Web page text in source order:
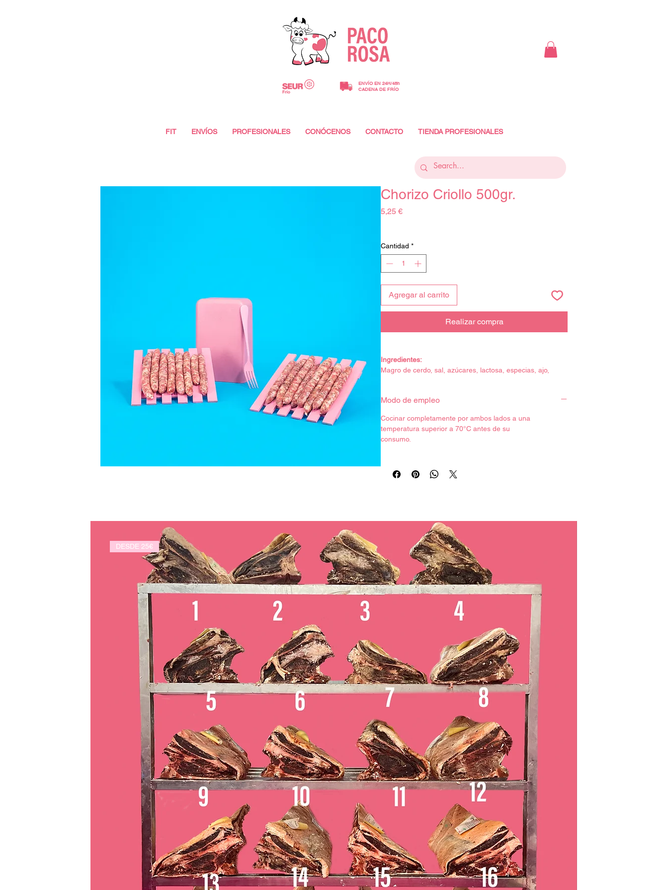
ENVÍO EN 24H/48h
CADENA DE FRÍO
FIT ENVÍOS PROFESIONALES CONÓCENOS CONTACTO TIENDA PROFESIONALES
Chorizo Criollo 500gr.
5,25 €Precio
Cantidad *
Agregar al carrito
Realizar compra
Ingredientes:
Magro de cerdo, sal, azúcares, lactosa, especias, ajo,
Sin gluten.
Valor energético: 1075,22 kJ / 256,92 kcal
Grasas: 21,52 g
– de las cuales saturadas: 6,45 g
Proteínas: 15,61 g
Conservación:
Conservar refrigerado entre 0 y 4ºC
Cadena de frío garantizada en los envíos.
Debido a ser un producto natural su proceso de oxidación
es rápido. Recomendamos su uso lo antes posible después
de su entrega, si no fuera así aconsejamos su congelación
Siempre se podrá prolongar su conservación
congelándolo, ya que no se verá alterado ni su sabor ni su
textura hasta 12 meses con nuestro envasado al vacío.
Modo de empleo
Cocinar completamente por ambos lados a una
temperatura superior a 70°C antes de su
consumo.
DESDE 25€